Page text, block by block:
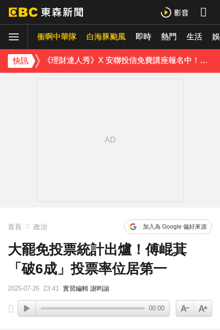
衝啊中華隊 白海豚颱風 即時 熱門 生活
快訊
《理財達人秀》X 安聯投信免費講座報名中！搶先卡位 2027
下載東森App，隨時掌握天下大小事！
首頁 政治 加入為 Google 偏好來源
大罷免投票統計出爐！傅崐萁
「破6成」投票率位居第一
2025-07-26 23:41 實習編輯 謝昀諭
00:00